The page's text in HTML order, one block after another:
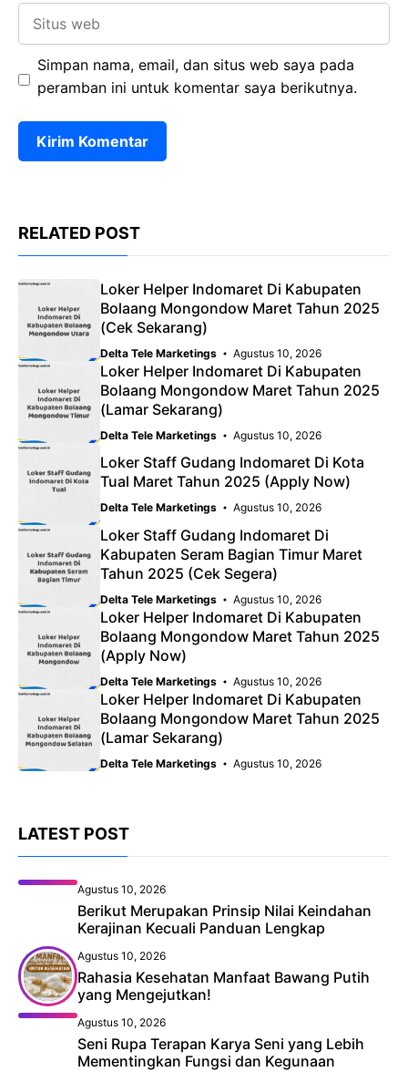
Simpan nama, email, dan situs web saya pada
peramban ini untuk komentar saya berikutnya.
RELATED POST
Loker Helper Indomaret Di Kabupaten
Bolaang Mongondow Maret Tahun 2025
(Cek Sekarang)
Delta Tele Marketings Agustus 10, 2026
Loker Helper Indomaret Di Kabupaten
Bolaang Mongondow Maret Tahun 2025
(Lamar Sekarang)
Delta Tele Marketings Agustus 10, 2026
Loker Staff Gudang Indomaret Di Kota
Tual Maret Tahun 2025 (Apply Now)
Delta Tele Marketings Agustus 10, 2026
Loker Staff Gudang Indomaret Di
Kabupaten Seram Bagian Timur Maret
Tahun 2025 (Cek Segera)
Delta Tele Marketings Agustus 10, 2026
Loker Helper Indomaret Di Kabupaten
Bolaang Mongondow Maret Tahun 2025
(Apply Now)
Delta Tele Marketings Agustus 10, 2026
Loker Helper Indomaret Di Kabupaten
Bolaang Mongondow Maret Tahun 2025
(Lamar Sekarang)
Delta Tele Marketings Agustus 10, 2026
LATEST POST
Agustus 10, 2026
Berikut Merupakan Prinsip Nilai Keindahan
Kerajinan Kecuali Panduan Lengkap
Agustus 10, 2026
Rahasia Kesehatan Manfaat Bawang Putih
yang Mengejutkan!
Agustus 10, 2026
Seni Rupa Terapan Karya Seni yang Lebih
Mementingkan Fungsi dan Kegunaan